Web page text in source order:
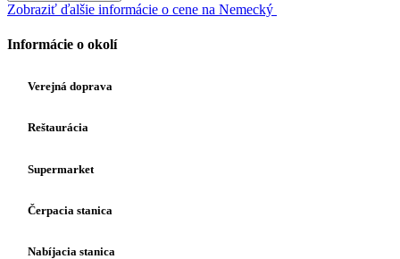
Zobraziť ďalšie informácie o cene na Nemecký
Informácie o okolí
Verejná doprava
Reštaurácia
Supermarket
Čerpacia stanica
Nabíjacia stanica